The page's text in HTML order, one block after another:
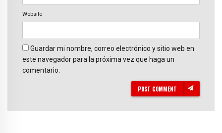
Website
Guardar mi nombre, correo electrónico y sitio web en
este navegador para la próxima vez que haga un
comentario.
POST COMMENT